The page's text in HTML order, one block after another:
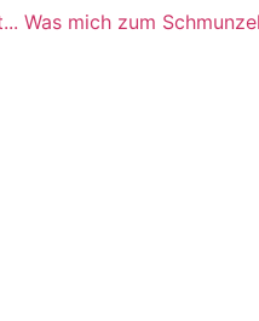
Was mich zum